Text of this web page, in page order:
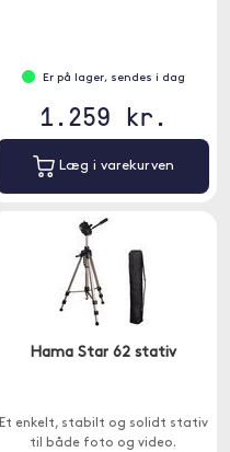
Er på lager, sendes i dag
1.259 kr.
Læg i varekurven
Hama Star 62 stativ
Et enkelt, stabilt og solidt stativ
til både foto og video.